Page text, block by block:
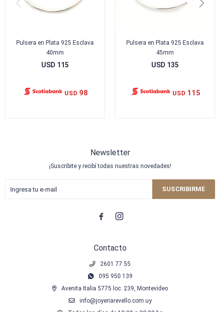
Pulsera en Plata 925 Esclava
40mm
USD 115
USD 98
Pulsera en Plata 925 Esclava
45mm
USD 135
USD 115
Contacto
2601 77 55
095 950 139
Avenita Italia 5775 loc. 239, Montevideo
info@joyeriarevello.com.uy
Newsletter
¡Suscribite y recibí todas nuestras novedades!
SUSCRIBIRME
 